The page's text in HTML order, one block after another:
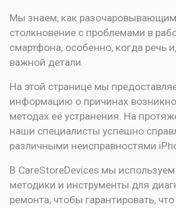
Мы знаем, как
столкновение с проблемами в
смартфона, особенно, когда речь
важной детали.
На этой странице мы
информацию о причинах
методах её устранения. На
наши специалисты успешно
различными неисправностями
В CareStoreDevices мы
методики и инструменты для
ремонта, чтобы гарантировать,